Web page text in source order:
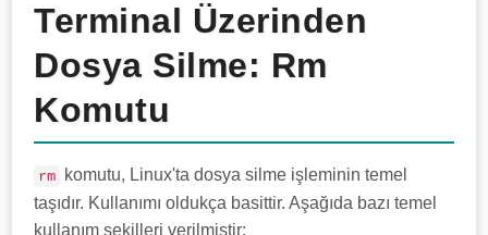
Terminal Üzerinden
Dosya Silme: Rm
Komutu
rm
komutu, Linux'ta dosya silme işleminin temel
taşıdır. Kullanımı oldukça basittir. Aşağıda bazı temel
kullanım şekilleri verilmiştir: